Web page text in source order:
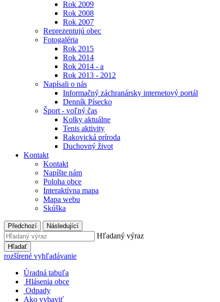
Rok 2009
Rok 2008
Rok 2007
Reprezentujú obec
Fotogaléria
Rok 2015
Rok 2014
Rok 2014 - a
Rok 2013 - 2012
Napísali o nás
Informačný záchranársky internetový portál
Denník Písecko
Šport - voľný čas
Kolky aktuálne
Tenis aktivity
Rakovická príroda
Duchovný život
Kontakt
Kontakt
Napíšte nám
Poloha obce
Interaktívna mapa
Mapa webu
Skúška
Předchozí Následující
Hľadaný výraz
Hľadať
rozšírené vyhľadávanie
Úradná tabuľa
Hlásenia obce
Odpady
Ako vybaviť